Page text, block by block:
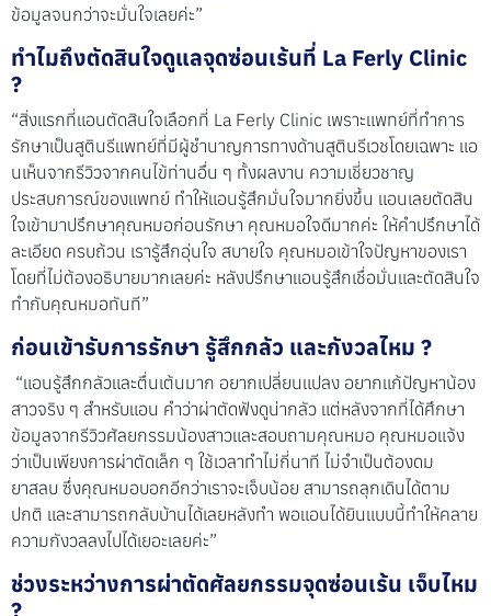
ข้อมูลจนกว่าจะมั่นใจเลยค่ะ”
ทำไมถึงตัดสินใจดูแลจุดซ่อนเร้นที่ La Ferly Clinic
?
“สิ่งแรกที่แอนตัดสินใจเลือกที่ La Ferly Clinic เพราะแพทย์ที่ทำการ
รักษาเป็นสูตินรีแพทย์ที่มีผู้ชำนาญการทางด้านสูตินรีเวชโดยเฉพาะ แอ
นเห็นจากรีวิวจากคนไข้ท่านอื่น ๆ ทั้งผลงาน ความเชี่ยวชาญ
ประสบการณ์ของแพทย์ ทำให้แอนรู้สึกมั่นใจมากยิ่งขึ้น แอนเลยตัดสิน
ใจเข้ามาปรึกษาคุณหมอก่อนรักษา คุณหมอใจดีมากค่ะ ให้คำปรึกษาได้
ละเอียด ครบถ้วน เรารู้สึกอุ่นใจ สบายใจ คุณหมอเข้าใจปัญหาของเรา
โดยที่ไม่ต้องอธิบายมากเลยค่ะ หลังปรึกษาแอนรู้สึกเชื่อมั่นและตัดสินใจ
ทำกับคุณหมอทันที”
ก่อนเข้ารับการรักษา รู้สึกกลัว และกังวลไหม ?
“แอนรู้สึกกลัวและตื่นเต้นมาก อยากเปลี่ยนแปลง อยากแก้ปัญหาน้อง
สาวจริง ๆ สำหรับแอน คำว่าผ่าตัดฟังดูน่ากลัว แต่หลังจากที่ได้ศึกษา
ข้อมูลจากรีวิวศัลยกรรมน้องสาวและสอบถามคุณหมอ คุณหมอแจ้ง
ว่าเป็นเพียงการผ่าตัดเล็ก ๆ ใช้เวลาทำไม่กี่นาที ไม่จำเป็นต้องดม
ยาสลบ ซึ่งคุณหมอบอกอีกว่าเราจะเจ็บน้อย สามารถลุกเดินได้ตาม
ปกติ และสามารถกลับบ้านได้เลยหลังทำ พอแอนได้ยินแบบนี้ทำให้คลาย
ความกังวลลงไปได้เยอะเลยค่ะ”
ช่วงระหว่างการผ่าตัดศัลยกรรมจุดซ่อนเร้น เจ็บไหม
?